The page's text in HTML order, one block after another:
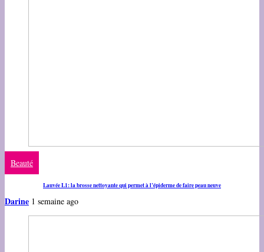
Beauté
Lauvée L1: la brosse nettoyante qui permet à l’épiderme de faire peau neuve
Darine 1 semaine ago